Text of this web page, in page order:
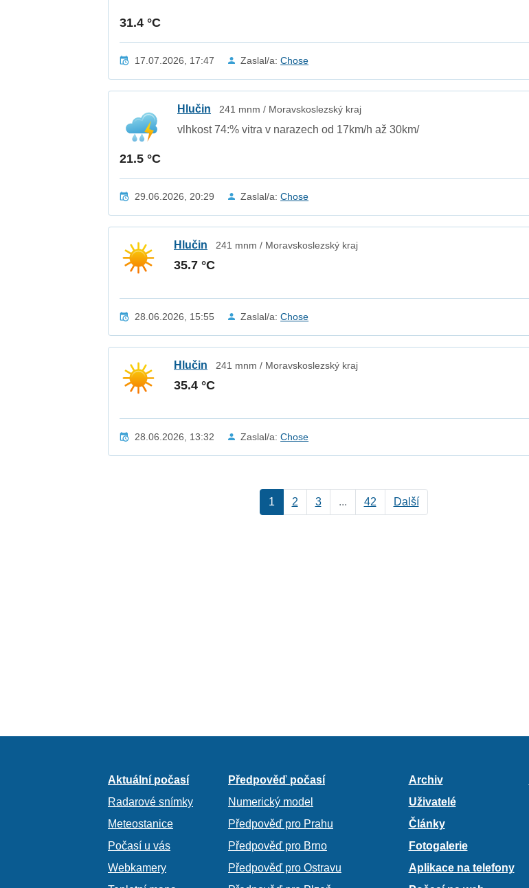
31.4 °C
17.07.2026, 17:47 Zaslal/a:Chose
21.5 °C
Hlučin 241 mnm / Moravskoslezský kraj
vlhkost 74:% vitra v narazech od 17km/h až 30km/
29.06.2026, 20:29 Zaslal/a:Chose
Hlučin 241 mnm / Moravskoslezský kraj
35.7 °C
28.06.2026, 15:55 Zaslal/a:Chose
Hlučin 241 mnm / Moravskoslezský kraj
35.4 °C
28.06.2026, 13:32 Zaslal/a:Chose
1 2 3 ... 42 Další
Aktuální počasí
Radarové snímky
Meteostanice
Počasí u vás
Webkamery
Předpověď počasí
Numerický model
Předpověď pro Prahu
Předpověď pro Brno
Předpověď pro Ostravu
Archiv
Uživatelé
Články
Fotogalerie
Aplikace na telefony